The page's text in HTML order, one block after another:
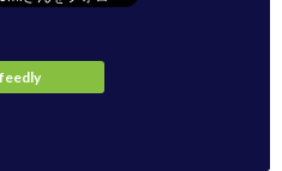
feedly